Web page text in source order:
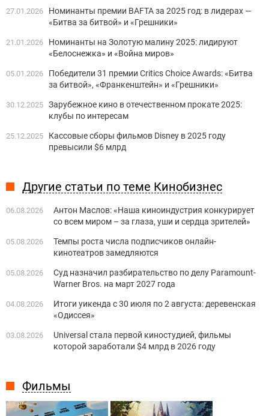
Фильмы
27.01.2026
Номинанты премии BAFTA за 2025 год: в лидерах —
«Битва за битвой» и «Грешники»
21.01.2026
Номинанты на Золотую малину 2025: лидируют
«Белоснежка» и «Война миров»
05.01.2026
Победители 31 премии Critics Choice Awards: «Битва
за битвой», «Франкенштейн» и «Грешники»
30.12.2025 Зарубежное кино в отечественном прокате 2025:
клубы по интересам
25.12.2025
Кассовые сборы фильмов Disney в 2025 году
превысили $6 млрд
Другие статьи по теме Кинобизнес
06.08.2026
Антон Маслов: «Наша киноиндустрия конкурирует
со всем миром – за глаза, уши и сердца зрителей»
05.08.2026
Темпы роста числа подписчиков онлайн-
кинотеатров замедляются
05.08.2026
Суд назначил разбирательство по делу Paramount-
Warner Bros. на март 2027 года
04.08.2026
Итоги уикенда с 30 июля по 2 августа: деревенская
«Одиссея»
03.08.2026
Universal стала первой киностудией, фильмы
которой заработали $4 млрд в 2026 году